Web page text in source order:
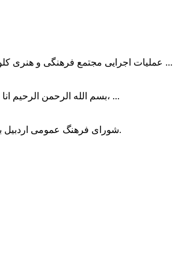
عملیات اجرایی مجتمع فرهنگی و هنری کلور از سال ۱۳۹۳ آغاز شده بود که با عنایت وزیر فرهنگ و ارشاد اسلامی دولت چهاردهم و با ...
بسم الله الرحمن الرحیم انا لله و انا الیه راجعون با نهایت تاثر و تاسف باخبر شدیم هنرمند برجسته ایران و فرزند اردبیل، ...
شورای فرهنگ عمومی اردبیل با توجه به ترکیب اعضا و رویکرد عملیاتی، می‌تواند الگویی برای سایر استان‌های کشور باشد.